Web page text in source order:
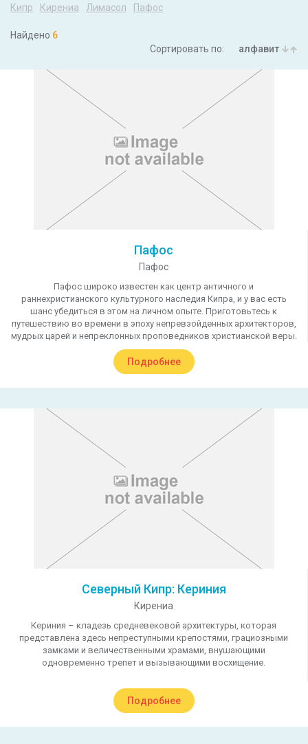
Кипр Кирениа Лимасол Пафос
Найдено 6
Сортировать по:
алфавит
Пафос
Пафос
Пафос широко известен как центр античного и
раннехристианского культурного наследия Кипра, и у вас есть
шанс убедиться в этом на личном опыте. Приготовьтесь к
путешествию во времени в эпоху непревзойденных архитекторов,
мудрых царей и непреклонных проповедников христианской веры.
Подробнее
Северный Кипр: Кериния
Кирениа
Кериния – кладезь средневековой архитектуры, которая
представлена здесь непреступными крепостями, грациозными
замками и величественными храмами, внушающими
одновременно трепет и вызывающими восхищение.
Подробнее